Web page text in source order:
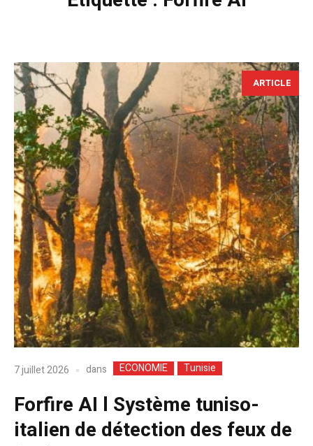
ARTICLE
7 juillet 2026 dans ECONOMIE Tunisie
Forfire AI l Système tuniso-
italien de détection des feux de